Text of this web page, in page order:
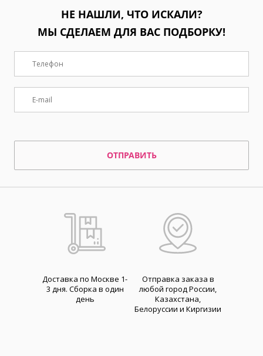
НЕ НАШЛИ, ЧТО ИСКАЛИ?
МЫ СДЕЛАЕМ ДЛЯ ВАС ПОДБОРКУ!
ОТПРАВИТЬ
Доставка по Москве 1-
3 дня. Cборка в один
день
Отправка заказа в
любой город России,
Казахстана,
Белоруссии и Киргизии